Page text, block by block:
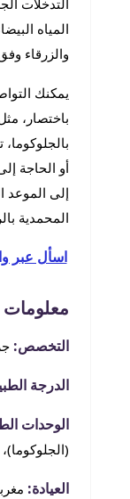
التدخلات
المياه
والزرقاء
يمكنك
باختصار،
أو الحاجة
إلى
المحمدية
اسأل عبر
التخصص:
الدرجة
الوحدات
العيادة: